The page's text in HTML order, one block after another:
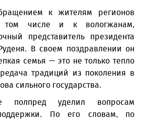
к жителям регионов
том числе и к вологжанам,
представитель президента
В своем поздравлении он
семья — это не только тепло
традиций из поколения в
сильного государства.
полпред уделил вопросам
поддержки. По его словам, по